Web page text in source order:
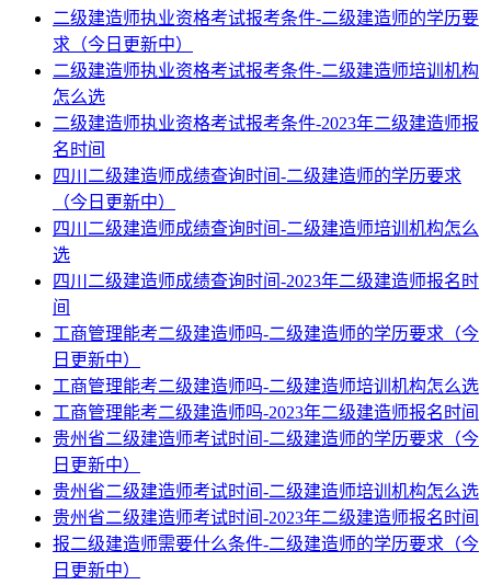
二级建造师执业资格考试报考条件-二级建造师的学历要
求（今日更新中）
二级建造师执业资格考试报考条件-二级建造师培训机构
怎么选
二级建造师执业资格考试报考条件-2023年二级建造师报
名时间
四川二级建造师成绩查询时间-二级建造师的学历要求
（今日更新中）
四川二级建造师成绩查询时间-二级建造师培训机构怎么
选
四川二级建造师成绩查询时间-2023年二级建造师报名时
间
工商管理能考二级建造师吗-二级建造师的学历要求（今
日更新中）
工商管理能考二级建造师吗-二级建造师培训机构怎么选
工商管理能考二级建造师吗-2023年二级建造师报名时间
贵州省二级建造师考试时间-二级建造师的学历要求（今
日更新中）
贵州省二级建造师考试时间-二级建造师培训机构怎么选
贵州省二级建造师考试时间-2023年二级建造师报名时间
报二级建造师需要什么条件-二级建造师的学历要求（今
日更新中）